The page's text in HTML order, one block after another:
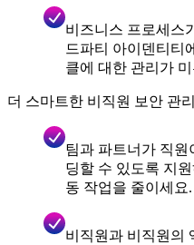
비즈니스 프로세스
드파티 아이덴티티
클에 대한 관리가
더 스마트한 비직원 보안 관리
팀과 파트너가 직원
딩할 수 있도록 지
동 작업을 줄이세요.
비직원과 비직원의